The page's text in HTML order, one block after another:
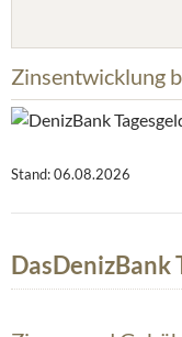
Zinsentwicklung
Stand: 06.08.2026
DasDenizBank